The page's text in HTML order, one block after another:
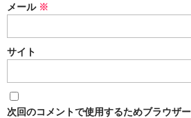
Khalil Mamoon
VZ
メール ※
サイト
次回のコメントで使用するためブラウザ